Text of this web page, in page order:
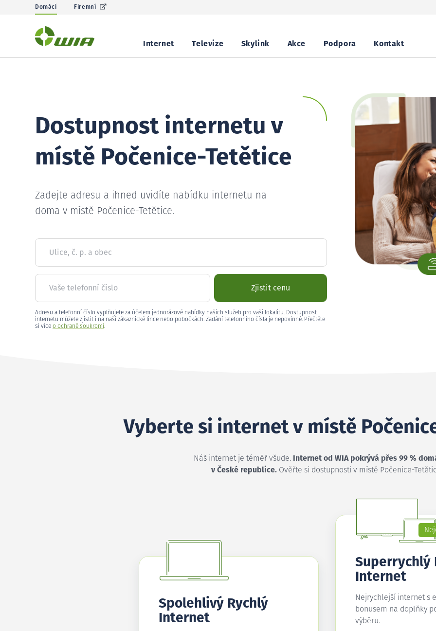
Domácí Firemní
Internet Televize Skylink Akce Podpora Kontakt
Dostupnost internetu v
místě Počenice-Tetětice
Zadejte adresu a ihned uvidíte nabídku internetu na
doma v místě Počenice-Tetětice.
Ulice, č. p. a obec
Vaše telefonní číslo Zjistit cenu
Adresu a telefonní číslo vyplňujete za účelem jednorázové nabídky našich služeb pro vaši lokalitu. Dostupnost
internetu můžete zjistit i na naší zákaznické lince nebo pobočkách. Zadání telefonního čísla je nepovinné. Přečtěte
si více o ochraně soukromí.
Vyberte si internet v místě
Náš internet je téměř všude.
Internet od WIA pokrývá přes 99 %
v České republice. Ověřte si dostupnosti v místě Počenice-
Spolehlivý Rychlý
Internet
Superrychlý
Internet
Nejrychlejší internet s
bonusem na doplňky
výběru.